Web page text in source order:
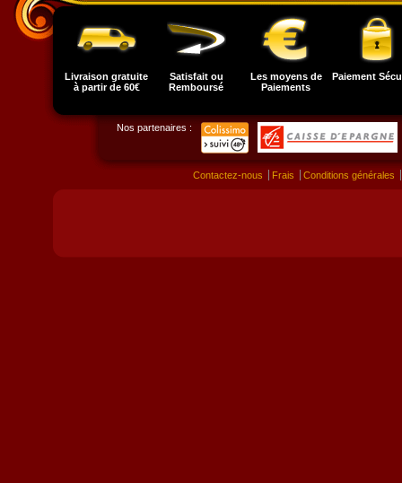
Livraison gratuite
à partir de 60€
Satisfait ou
Remboursé
Les moyens de
Paiements
Paiement
Nos partenaires :
Contactez-nous Frais Conditions générales